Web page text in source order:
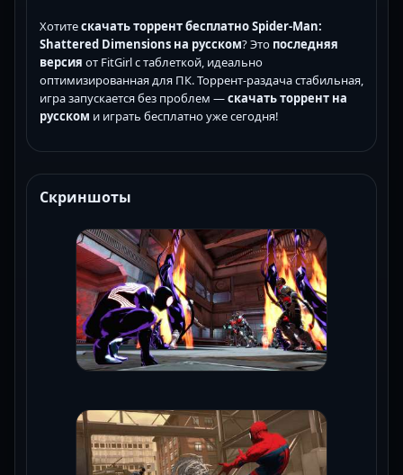
Хотитескачать торрент бесплатноSpider-Man:
Shattered Dimensions на русском? Это последняя
версия от FitGirl с таблеткой, идеально
оптимизированная для ПК. Торрент-раздача стабильная,
игра запускается без проблем —скачать торрент на
русском и играть бесплатно уже сегодня!
Скриншоты